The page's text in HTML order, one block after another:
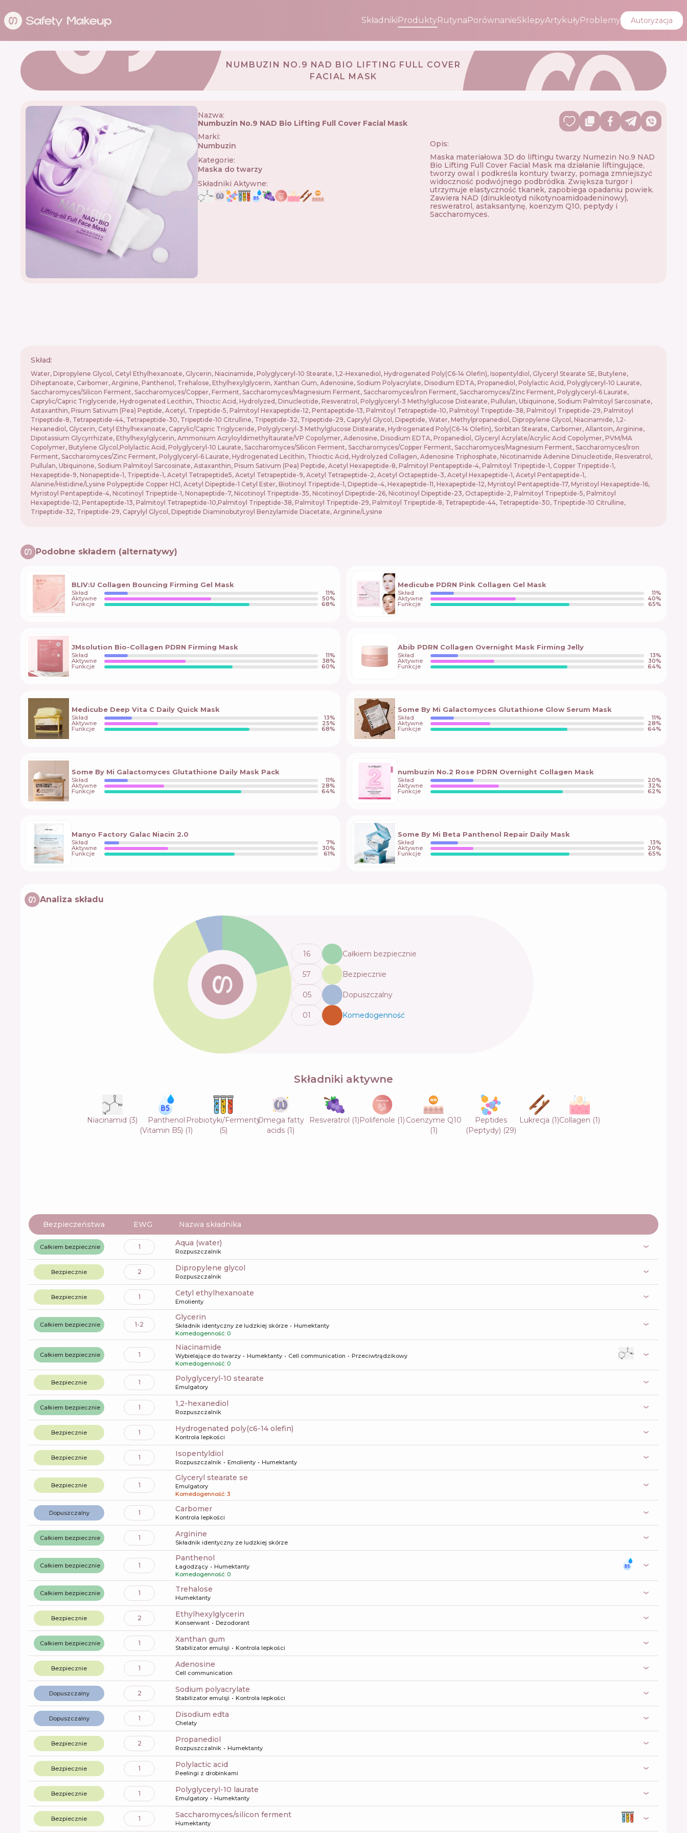
SkładnikiProduktyRutynaPorównanieSklepyArtykułyProblemy Autoryzacja
NUMBUZIN NO.9 NAD BIO LIFTING FULL COVER
FACIAL MASK
Nazwa:
Numbuzin No.9 NAD Bio Lifting Full Cover Facial Mask
Marki:
Numbuzin
Kategorie:
Maska do twarzy
Składniki Aktywne:
Opis:
Maska materiałowa 3D do liftingu twarzy Numezin No.9 NAD
Bio Lifting Full Cover Facial Mask ma działanie liftingujące,
tworzy owal i podkreśla kontury twarzy, pomaga zmniejszyć
widoczność podwójnego podbródka. Zwiększa turgor i
utrzymuje elastyczność tkanek, zapobiega opadaniu powiek.
Zawiera NAD (dinukleotyd nikotynoamidoadeninowy),
resweratrol, astaksantynę, koenzym Q10, peptydy i
Saccharomyces.
Skład:
Water, Dipropylene Glycol, Cetyl Ethylhexanoate, Glycerin, Niacinamide, Polyglyceryl-10 Stearate, 1,2-Hexanediol, Hydrogenated Poly(C6-14 Olefin), Isopentyldiol, Glyceryl Stearate SE, Butylene,
Diheptanoate, Carbomer, Arginine, Panthenol, Trehalose, Ethylhexylglycerin, Xanthan Gum, Adenosine, Sodium Polyacrylate, Disodium EDTA, Propanediol, Polylactic Acid, Polyglyceryl-10 Laurate,
Saccharomyces/Silicon Ferment, Saccharomyces/Copper, Ferment, Saccharomyces/Magnesium Ferment, Saccharomyces/Iron Ferment, Saccharomyces/Zinc Ferment, Polyglyceryl-6 Laurate,
Caprylic/Capric Triglyceride, Hydrogenated Lecithin, Thioctic Acid, Hydrolyzed, Dinucleotide, Resveratrol, Polyglyceryl-3 Methylglucose Distearate, Pullulan, Ubiquinone, Sodium Palmitoyl Sarcosinate,
Astaxanthin, Pisum Sativum (Pea) Peptide, Acetyl, Tripeptide-5, Palmitoyl Hexapeptide-12, Pentapeptide-13, Palmitoyl Tetrapeptide-10, Palmitoyl Tripeptide-38, Palmitoyl Tripeptide-29, Palmitoyl
Tripeptide-8, Tetrapeptide-44, Tetrapeptide-30, Tripeptide-10 Citrulline, Tripeptide-32, Tripeptide-29, Caprylyl Glycol, Dipeptide, Water, Methylpropanediol, Dipropylene Glycol, Niacinamide, 1,2-
Hexanediol, Glycerin, Cetyl Ethylhexanoate, Caprylic/Capric Triglyceride, Polyglyceryl-3 Methylglucose Distearate, Hydrogenated Poly(C6-14 Olefin), Sorbitan Stearate, Carbomer, Allantoin, Arginine,
Dipotassium Glycyrrhizate, Ethylhexylglycerin, Ammonium Acryloyldimethyltaurate/VP Copolymer, Adenosine, Disodium EDTA, Propanediol, Glyceryl Acrylate/Acrylic Acid Copolymer, PVM/MA
Copolymer, Butylene Glycol,Polylactic Acid, Polyglyceryl-10 Laurate, Saccharomyces/Silicon Ferment, Saccharomyces/Copper Ferment, Saccharomyces/Magnesium Ferment, Saccharomyces/Iron
Ferment, Saccharomyces/Zinc Ferment, Polyglyceryl-6 Laurate, Hydrogenated Lecithin, Thioctic Acid, Hydrolyzed Collagen, Adenosine Triphosphate, Nicotinamide Adenine Dinucleotide, Resveratrol,
Pullulan, Ubiquinone, Sodium Palmitoyl Sarcosinate, Astaxanthin, Pisum Sativum (Pea) Peptide, Acetyl Hexapeptide-8, Palmitoyl Pentapeptide-4, Palmitoyl Tripeptide-1, Copper Tripeptide-1,
Hexapeptide-9, Nonapeptide-1, Tripeptide-1, Acetyl Tetrapeptide5, Acetyl Tetrapeptide-9, Acetyl Tetrapeptide-2, Acetyl Octapeptide-3, Acetyl Hexapeptide-1, Acetyl Pentapeptide-1,
Alanine/Histidine/Lysine Polypeptide Copper HCl, Acetyl Dipeptide-1 Cetyl Ester, Biotinoyl Tripeptide-1, Dipeptide-4, Hexapeptide-11, Hexapeptide-12, Myristoyl Pentapeptide-17, Myristoyl Hexapeptide-16,
Myristoyl Pentapeptide-4, Nicotinoyl Tripeptide-1, Nonapeptide-7, Nicotinoyl Tripeptide-35, Nicotinoyl Dipeptide-26, Nicotinoyl Dipeptide-23, Octapeptide-2, Palmitoyl Tripeptide-5, Palmitoyl
Hexapeptide-12, Pentapeptide-13, Palmitoyl Tetrapeptide-10,Palmitoyl Tripeptide-38, Palmitoyl Tripeptide-29, Palmitoyl Tripeptide-8, Tetrapeptide-44, Tetrapeptide-30, Tripeptide-10 Citrulline,
Tripeptide-32, Tripeptide-29, Caprylyl Glycol, Dipeptide Diaminobutyroyl Benzylamide Diacetate, Arginine/Lysine
Podobne składem (alternatywy)
BLIV:U Collagen Bouncing Firming Gel Mask
Skład 11%
Aktywne 50%
Funkcje 68%
Medicube PDRN Pink Collagen Gel Mask
Skład 11%
Aktywne 40%
Funkcje 65%
JMsolution Bio-Collagen PDRN Firming Mask
Skład 11%
Aktywne 38%
Funkcje 60%
Abib PDRN Collagen Overnight Mask Firming Jelly
Skład 13%
Aktywne 30%
Funkcje 64%
Medicube Deep Vita C Daily Quick Mask
Skład 13%
Aktywne 25%
Funkcje 68%
Some By Mi Galactomyces Glutathione Glow Serum Mask
Skład 11%
Aktywne 28%
Funkcje 64%
Some By Mi Galactomyces Glutathione Daily Mask Pack
Skład 11%
Aktywne 28%
Funkcje 64%
numbuzin No.2 Rose PDRN Overnight Collagen Mask
Skład 20%
Aktywne 32%
Funkcje 62%
Manyo Factory Galac Niacin 2.0
Skład 7%
Aktywne 30%
Funkcje 61%
Some By Mi Beta Panthenol Repair Daily Mask
Skład 13%
Aktywne 20%
Funkcje 65%
Analiza składu
16 Całkiem bezpiecznie
57 Bezpiecznie
05 Dopuszczalny
01 Komedogenność
Składniki aktywne
Niacinamid (3)
Panthenol
(Vitamin B5) (1)
Probiotyki/Fermenty
(5)
Omega fatty
acids (1)
Resveratrol (1)Polifenole (1) Coenzyme Q10
(1)
Peptides
(Peptydy) (29)
Lukrecja (1)Collagen (1)
Bezpieczeństwa EWG Nazwa składnika
Całkiem bezpiecznie 1 aqua (water)
Rozpuszczalnik
Bezpiecznie 2 dipropylene glycol
Rozpuszczalnik
Bezpiecznie 1 cetyl ethylhexanoate
Emolienty
Całkiem bezpiecznie 1-2
glycerin
Składnik identyczny ze ludzkiej skórze
Humektanty
Komedogenność: 0
Całkiem bezpiecznie 1
niacinamide
Wybielające do twarzy Humektanty Cell communication
Przeciwtrądzikowy
Komedogenność: 0
Bezpiecznie 1 polyglyceryl-10 stearate
Emulgatory
Całkiem bezpiecznie 1 1,2-hexanediol
Rozpuszczalnik
Bezpiecznie 1 hydrogenated poly(c6-14 olefin)
Kontrola lepkości
Bezpiecznie 1 isopentyldiol
Rozpuszczalnik Emolienty Humektanty
Bezpiecznie 1
glyceryl stearate se
Emulgatory
Komedogenność: 3
Dopuszczalny 1 carbomer
Kontrola lepkości
Całkiem bezpiecznie 1 arginine
Składnik identyczny ze ludzkiej skórze
Całkiem bezpiecznie 1
panthenol
Łagodzący
Humektanty
Komedogenność: 0
Całkiem bezpiecznie 1 trehalose
Humektanty
Bezpiecznie 2 ethylhexylglycerin
Konserwant Dezodorant
Całkiem bezpiecznie 1 xanthan gum
Stabilizator emulsji Kontrola lepkości
Bezpiecznie 1 Adenosine
Cell communication
Dopuszczalny 2 sodium polyacrylate
Stabilizator emulsji Kontrola lepkości
Dopuszczalny 1 disodium edta
Chelaty
Bezpiecznie 2 propanediol
Rozpuszczalnik Humektanty
Bezpiecznie 1 polylactic acid
Peelingi z drobinkami
Bezpiecznie 1 polyglyceryl-10 laurate
Emulgatory Humektanty
Bezpiecznie 1 saccharomyces/silicon ferment
Humektanty